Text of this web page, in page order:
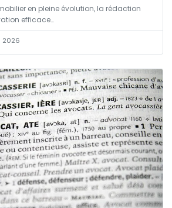
en pleine évolution, la rédaction
efficace…
2026